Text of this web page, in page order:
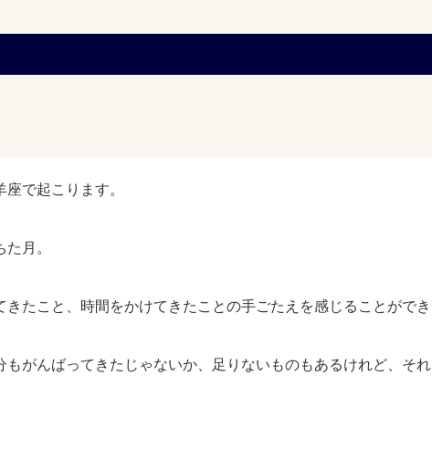
で起こります。
月。
たこと、時間をかけてきたことの手ごたえを感じることができ
がんばってきたじゃないか、足りないものもあるけれど、そ